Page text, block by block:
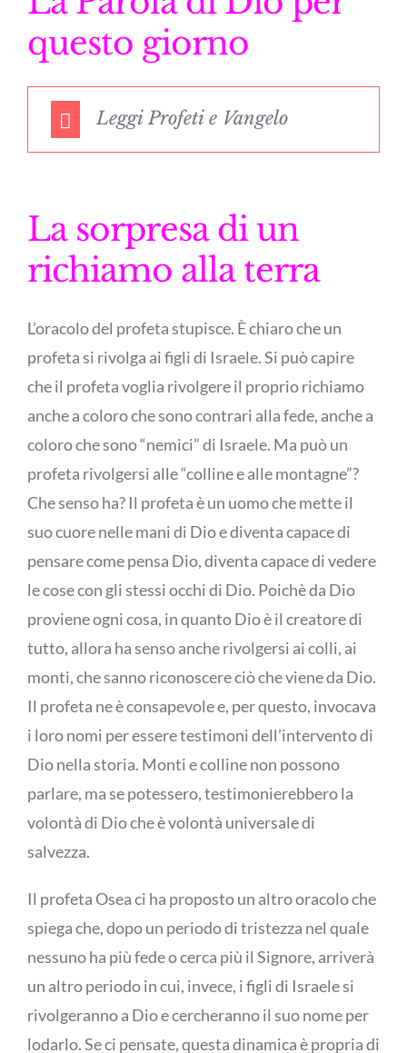
questo giorno
Leggi Profeti e Vangelo
La sorpresa di un
richiamo alla terra
L’oracolo del profeta stupisce. È chiaro che un
profeta si rivolga ai figli di Israele. Si può capire
che il profeta voglia rivolgere il proprio richiamo
anche a coloro che sono contrari alla fede, anche a
coloro che sono “nemici” di Israele. Ma può un
profeta rivolgersi alle “colline e alle montagne”?
Che senso ha? Il profeta è un uomo che mette il
suo cuore nelle mani di Dio e diventa capace di
pensare come pensa Dio, diventa capace di vedere
le cose con gli stessi occhi di Dio. Poichè da Dio
proviene ogni cosa, in quanto Dio è il creatore di
tutto, allora ha senso anche rivolgersi ai colli, ai
monti, che sanno riconoscere ciò che viene da Dio.
Il profeta ne è consapevole e, per questo, invocava
i loro nomi per essere testimoni dell’intervento di
Dio nella storia. Monti e colline non possono
parlare, ma se potessero, testimonierebbero la
volontà di Dio che è volontà universale di
salvezza.
Il profeta Osea ci ha proposto un altro oracolo che
spiega che, dopo un periodo di tristezza nel quale
nessuno ha più fede o cerca più il Signore, arriverà
un altro periodo in cui, invece, i figli di Israele si
rivolgeranno a Dio e cercheranno il suo nome per
lodarlo. Se ci pensate, questa dinamica è propria di